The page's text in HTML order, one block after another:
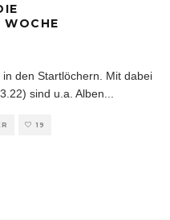
WOCHE
den Startlöchern. Mit dabei
sind u.a. Alben
19